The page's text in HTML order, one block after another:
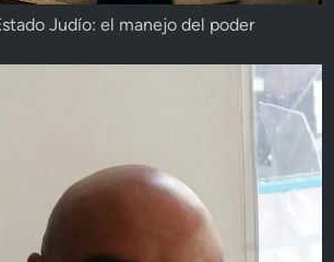
Judío: el manejo del poder